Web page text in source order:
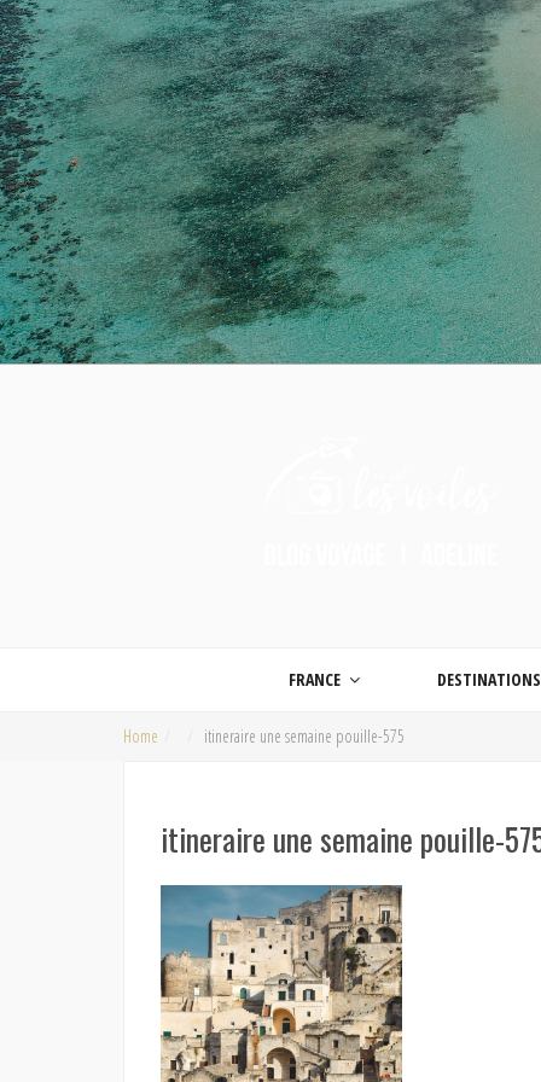
FRANCE DESTINATIONS
Home itineraire une semaine pouille-575
itineraire une semaine pouille-